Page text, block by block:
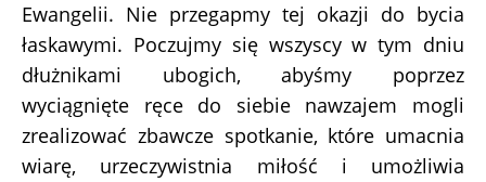
Ewangelii. Nie przegapmy tej okazji do bycia
łaskawymi. Poczujmy się wszyscy w tym dniu
dłużnikami ubogich, abyśmy poprzez
wyciągnięte ręce do siebie nawzajem mogli
zrealizować zbawcze spotkanie, które umacnia
wiarę, urzeczywistnia miłość i umożliwia